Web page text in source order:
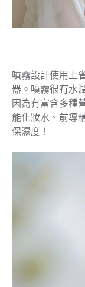
噴霧設計使用上
器。噴霧很有水
因為有富含多種
能化妝水、前導
保濕度！